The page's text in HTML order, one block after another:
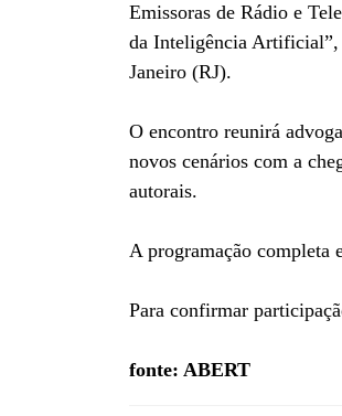
Emissoras de Rádio e
da Inteligência
Janeiro (RJ).
O encontro reunirá
novos cenários com a
autorais.
A programação completa
Para confirmar
fonte: ABERT